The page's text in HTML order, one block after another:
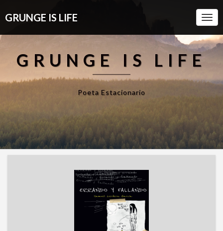
GRUNGE IS LIFE
GRUNGE IS LIFE
Poeta Estacionario